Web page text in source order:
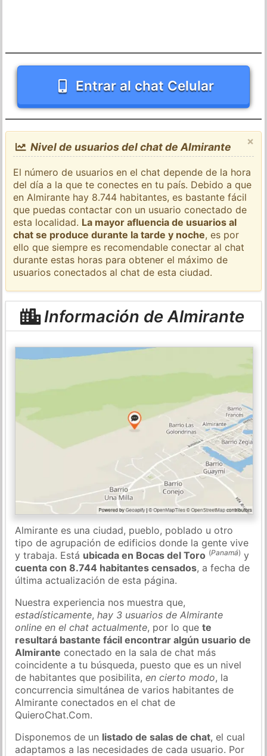
Entrar al chat Celular
×
Nivel de usuarios del chat de Almirante
El número de usuarios en el chat depende de la hora
del día a la que te conectes en tu país. Debido a que
en Almirante hay 8.744 habitantes, es bastante fácil
que puedas contactar con un usuario conectado de
esta localidad. La mayor afluencia de usuarios al
chat se produce durante la tarde y noche, es por
ello que siempre es recomendable conectar al chat
durante estas horas para obtener el máximo de
usuarios conectados al chat de esta ciudad.
Información de Almirante
Almirante es una ciudad, pueblo, poblado u otro
tipo de agrupación de edificios donde la gente vive
y trabaja. Está ubicada en Bocas del Toro (Panamá) y
cuenta con 8.744 habitantes censados, a fecha de
última actualización de esta página.
Nuestra experiencia nos muestra que,
estadísticamente,hay 3 usuarios de Almirante
online en el chat actualmente, por lo quete
resultará bastante fácil encontrar algún usuario de
Almirante conectado en la sala de chat más
coincidente a tu búsqueda, puesto que es un nivel
de habitantes que posibilita,en cierto modo, la
concurrencia simultánea de varios habitantes de
Almirante conectados en el chat de
QuieroChat.Com.
Disponemos de un listado de salas de chat, el cual
adaptamos a las necesidades de cada usuario. Por